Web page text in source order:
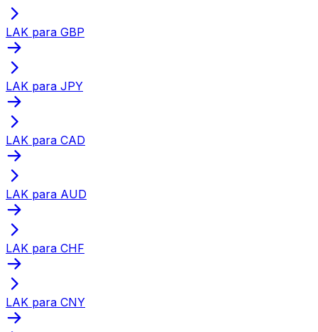
LAK para GBP
LAK para JPY
LAK para CAD
LAK para AUD
LAK para CHF
LAK para CNY